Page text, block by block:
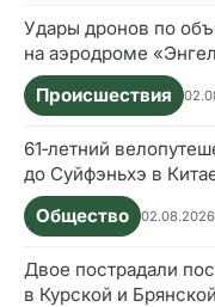
Удары дронов по
на аэродроме
Происшествия
61‑летний
до Суйфэньхэ в
Общество
02.08.2026
Двое пострадали
в Курской и